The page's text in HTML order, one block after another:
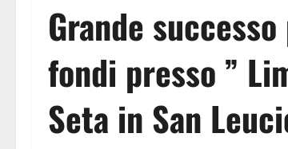
Grande
fondi presso ”
Seta in San